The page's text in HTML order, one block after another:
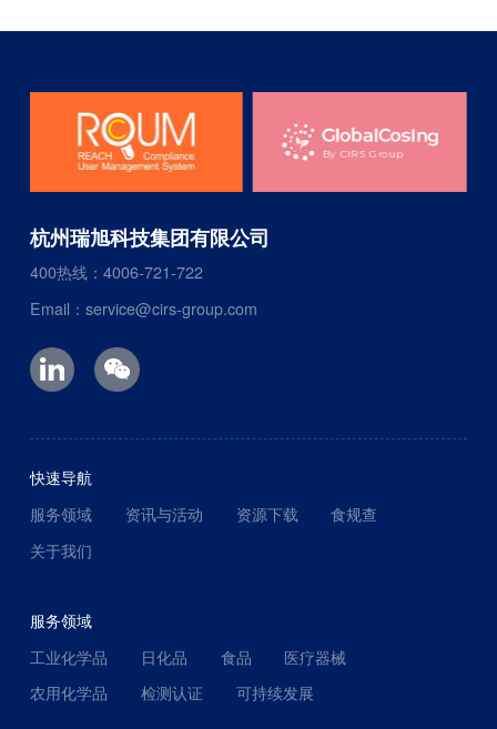
杭州瑞旭科技集团有限公司
400热线：4006-721-722
Email：service@cirs-group.com
快速导航
服务领域
资讯与活动 资源下载
食规查
关于我们
服务领域
工业化学品
日化品 食品
医疗器械
农用化学品
检测认证 可持续发展